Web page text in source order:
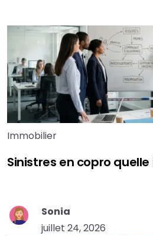
Immobilier
Sinistres en copro
Sonia
juillet 24, 2026